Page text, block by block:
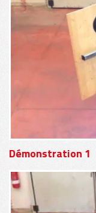
Démonstration 1